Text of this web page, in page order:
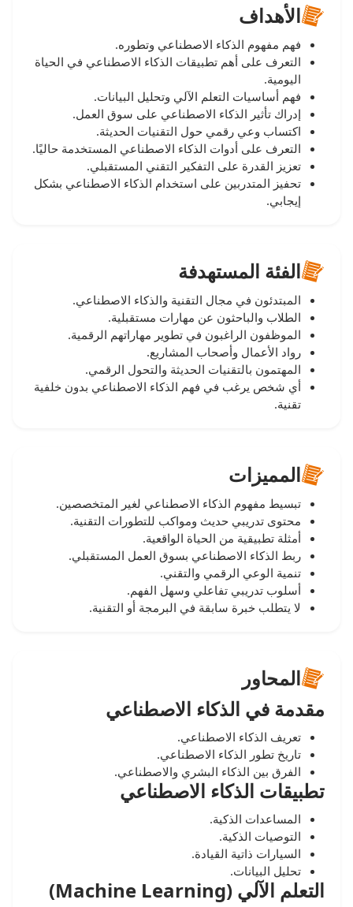
الأهداف
فهم مفهوم الذكاء الاصطناعي وتطوره.
التعرف على أهم تطبيقات الذكاء الاصطناعي في الحياة
اليومية.
فهم أساسيات التعلم الآلي وتحليل البيانات.
إدراك تأثير الذكاء الاصطناعي على سوق العمل.
اكتساب وعي رقمي حول التقنيات الحديثة.
التعرف على أدوات الذكاء الاصطناعي المستخدمة حاليًا.
تعزيز القدرة على التفكير التقني المستقبلي.
تحفيز المتدربين على استخدام الذكاء الاصطناعي بشكل
إيجابي.
الفئة المستهدفة
المبتدئون في مجال التقنية والذكاء الاصطناعي.
الطلاب والباحثون عن مهارات مستقبلية.
الموظفون الراغبون في تطوير مهاراتهم الرقمية.
رواد الأعمال وأصحاب المشاريع.
المهتمون بالتقنيات الحديثة والتحول الرقمي.
أي شخص يرغب في فهم الذكاء الاصطناعي بدون خلفية
تقنية.
المميزات
تبسيط مفهوم الذكاء الاصطناعي لغير المتخصصين.
محتوى تدريبي حديث ومواكب للتطورات التقنية.
أمثلة تطبيقية من الحياة الواقعية.
ربط الذكاء الاصطناعي بسوق العمل المستقبلي.
تنمية الوعي الرقمي والتقني.
أسلوب تدريبي تفاعلي وسهل الفهم.
لا يتطلب خبرة سابقة في البرمجة أو التقنية.
المحاور
مقدمة في الذكاء الاصطناعي
تعريف الذكاء الاصطناعي.
تاريخ تطور الذكاء الاصطناعي.
الفرق بين الذكاء البشري والاصطناعي.
تطبيقات الذكاء الاصطناعي
المساعدات الذكية.
التوصيات الذكية.
السيارات ذاتية القيادة.
تحليل البيانات.
التعلم الآلي (Machine Learning)